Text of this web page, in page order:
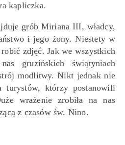
kapliczka.
grób Miriana III, władcy,
i jego żony. Niestety w
zdjęć. Jak we wszystkich
gruzińskich świątyniach
modlitwy. Nikt jednak nie
turystów, którzy postanowili
wrażenie zrobiła na nas
z czasów św. Nino.